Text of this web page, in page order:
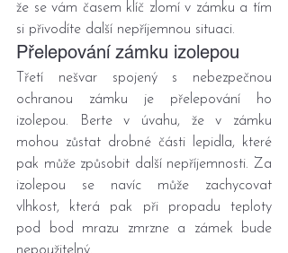
že se vám časem klíč zlomí v zámku a tím
si přivodíte další nepříjemnou situaci.
Přelepování zámku izolepou
Třetí nešvar spojený s nebezpečnou
ochranou zámku je přelepování ho
izolepou. Berte v úvahu, že v zámku
mohou zůstat drobné části lepidla, které
pak může způsobit další nepříjemnosti. Za
izolepou se navíc může zachycovat
vlhkost, která pak při propadu teploty
pod bod mrazu zmrzne a zámek bude